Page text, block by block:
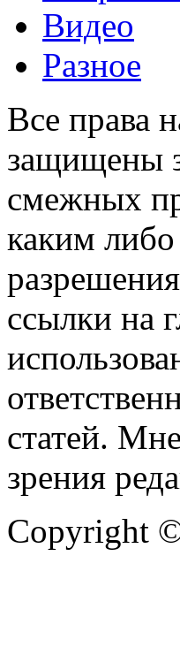
Видео
Разное
Все права
защищены
смежных
каким
ссылки на
статей.
зрения
Copyright